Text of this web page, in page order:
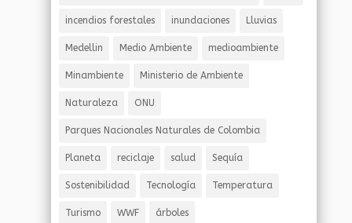
incendios forestales inundaciones Lluvias
Medellin Medio Ambiente medioambiente
Minambiente Ministerio de Ambiente
Naturaleza ONU
Parques Nacionales Naturales de Colombia
Planeta reciclaje salud Sequía
Sostenibilidad Tecnología Temperatura
Turismo WWF árboles